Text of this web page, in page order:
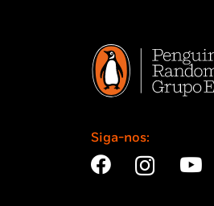
Siga-nos: